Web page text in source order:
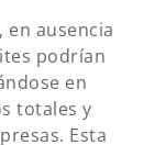
en ausencia
podrían
en
totales y
Esta